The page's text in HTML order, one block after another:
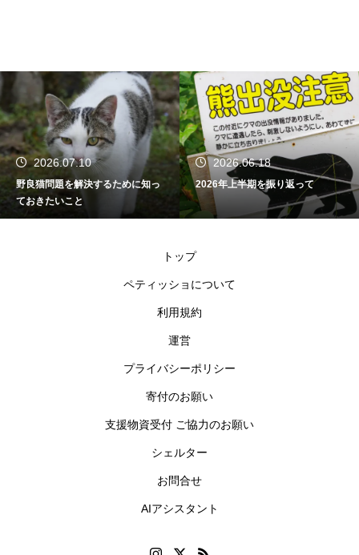
問題を解決するために知っ
たいこと
2026.06.18
2026年上半期を振り返って 新年
トップ
ペティッショについて
利用規約
運営
プライバシーポリシー
寄付のお願い
支援物資受付 ご協力のお願い
シェルター
お問合せ
AIアシスタント